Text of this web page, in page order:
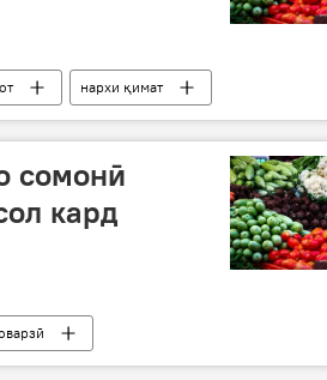
нархи қимат
сомонӣ
кард